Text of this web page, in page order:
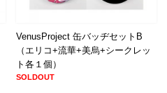
VenusProject 缶バッヂセットB
（エリコ+流華+美烏+シークレッ
ト各１個）
SOLDOUT